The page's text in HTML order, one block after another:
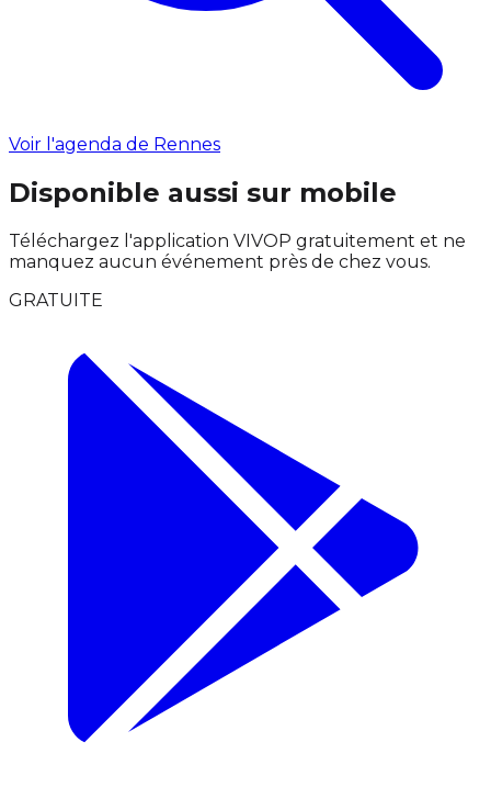
Voir l'agenda de Rennes
Disponible aussi sur mobile
Téléchargez l'application VIVOP gratuitement et ne
manquez aucun événement près de chez vous.
GRATUITE